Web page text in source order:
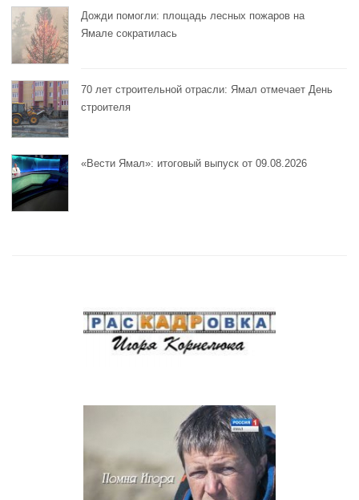
Дожди помогли: площадь лесных пожаров на
Ямале сократилась
70 лет строительной отрасли: Ямал отмечает День
строителя
«Вести Ямал»: итоговый выпуск от 09.08.2026